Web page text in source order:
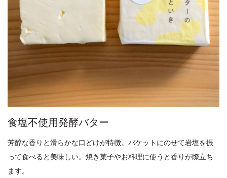
食塩不使用発酵バター
芳醇な香りと滑らかな口どけが特徴。バケットにのせて岩塩を振
って食べると美味しい。焼き菓子やお料理に使うと香りが際立ち
ます。